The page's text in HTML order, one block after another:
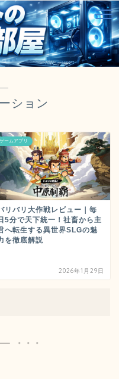
―
ション
ゲームアプリ
リバリ大作戦レビュー｜毎
5分で天下統一！社畜から主
へ転生する異世界SLGの魅
を徹底解説
2026年1月29日